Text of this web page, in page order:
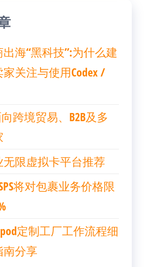
海“黑科技”:为什么建
关注与使用Codex /
向跨境贸易、B2B及多
无限虚拟卡平台推荐
将对包裹业务价格限
定制工厂工作流程细
分享